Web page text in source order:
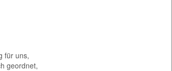
für uns,
geordnet,